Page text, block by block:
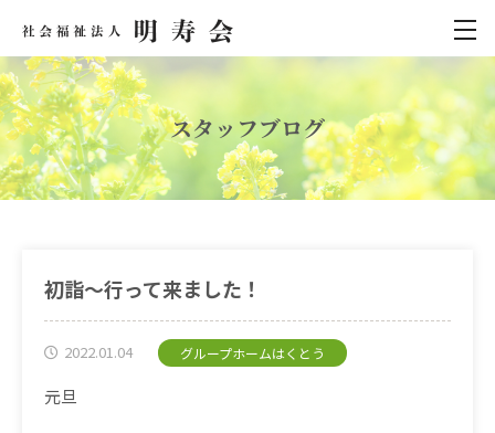
スタッフブログ
初詣～行って来ました！
2022.01.04 グループホームはくとう
元旦